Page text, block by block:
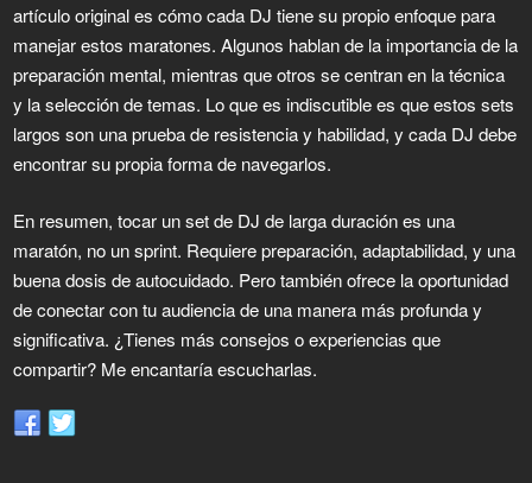
artículo original es cómo cada DJ tiene su propio enfoque para
manejar estos maratones. Algunos hablan de la importancia de la
preparación mental, mientras que otros se centran en la técnica
y la selección de temas. Lo que es indiscutible es que estos sets
largos son una prueba de resistencia y habilidad, y cada DJ debe
encontrar su propia forma de navegarlos.
En resumen, tocar un set de DJ de larga duración es una
maratón, no un sprint. Requiere preparación, adaptabilidad, y una
buena dosis de autocuidado. Pero también ofrece la oportunidad
de conectar con tu audiencia de una manera más profunda y
significativa. ¿Tienes más consejos o experiencias que
compartir? Me encantaría escucharlas.